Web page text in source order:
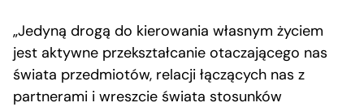
„Jedyną drogą do kierowania własnym życiem
jest aktywne przekształcanie otaczającego nas
świata przedmiotów, relacji łączących nas z
partnerami i wreszcie świata stosunków